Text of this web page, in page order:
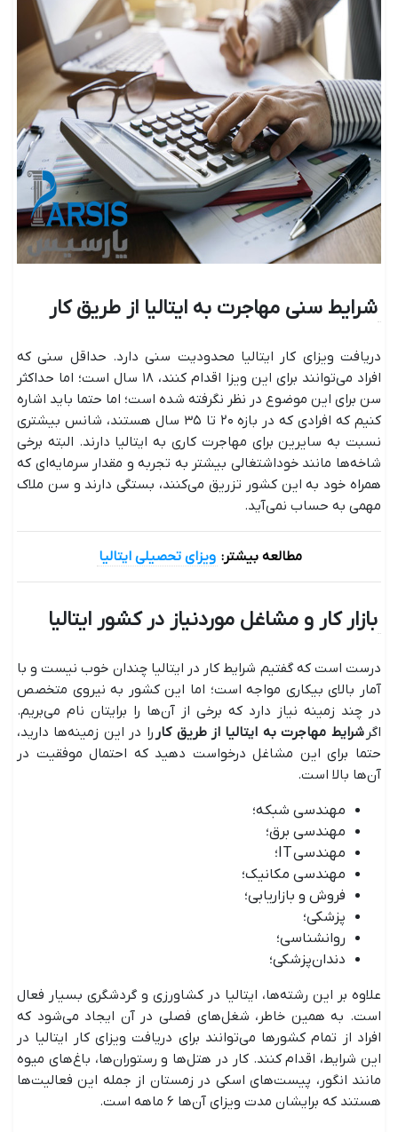
شرایط سنی مهاجرت به ایتالیا از طریق کار
دریافت ویزای کار ایتالیا محدودیت سنی دارد. حداقل سنی که
افراد می‌توانند برای این ویزا اقدام کنند، ۱۸ سال است؛ اما حداکثر
سن برای این موضوع در نظر نگرفته شده‌ است؛ اما حتما باید اشاره
کنیم که افرادی که در بازه ۲۰ تا ۳۵ سال هستند، شانس بیشتری
نسبت به سایرین برای مهاجرت کاری به ایتالیا دارند. البته برخی
شاخه‌ها مانند خوداشتغالی بیشتر به تجربه و مقدار سرمایه‌ای که
همراه خود به این کشور تزریق می‌کنند، بستگی دارند و سن ملاک
مهمی به حساب نمی‌آید.
مطالعه بیشتر: ویزای تحصیلی ایتالیا
بازار کار و مشاغل موردنیاز در کشور ایتالیا
درست است که گفتیم شرایط کار در ایتالیا چندان خوب نیست و با
آمار بالای بیکاری مواجه است؛ اما این کشور به نیروی متخصص
در چند زمینه نیاز دارد که برخی از آن‌ها را برایتان نام می‌بریم.
اگرشرایط مهاجرت به ایتالیا از طریق کار را در این زمینه‌ها دارید،
حتما برای این مشاغل درخواست دهید که احتمال موفقیت در
آن‌ها بالا است.
مهندسی شبکه؛
مهندسی برق؛
مهندسی IT؛
مهندسی مکانیک؛
فروش و بازاریابی؛
پزشکی؛
روانشناسی؛
دندان‌پزشکی؛
علاوه بر این رشته‌ها، ایتالیا در کشاورزی و گردشگری بسیار فعال
است. به همین خاطر، شغل‌های فصلی در آن ایجاد می‌شود که
افراد از تمام کشورها می‌توانند برای دریافت ویزای کار ایتالیا در
این شرایط، اقدام کنند. کار در هتل‌ها و رستوران‌ها، باغ‌های میوه
مانند انگور، پیست‌های اسکی در زمستان از جمله این فعالیت‌ها
هستند که برایشان مدت ویزای آن‌ها ۶ ماهه است.